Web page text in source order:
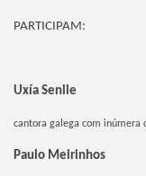
PARTICIPAM:
Uxía Senlle
cantora galega com inúmera
Paulo Meirinhos